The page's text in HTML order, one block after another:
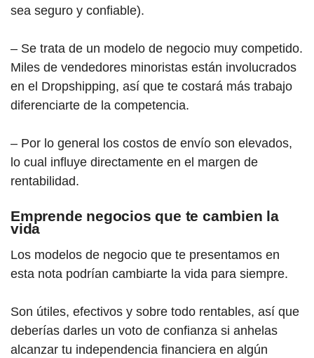
sea seguro y confiable).
– Se trata de un modelo de negocio muy competido.
Miles de vendedores minoristas están involucrados
en el Dropshipping, así que te costará más trabajo
diferenciarte de la competencia.
– Por lo general los costos de envío son elevados,
lo cual influye directamente en el margen de
rentabilidad.
Emprende negocios que te cambien la
vida
Los modelos de negocio que te presentamos en
esta nota podrían cambiarte la vida para siempre.
Son útiles, efectivos y sobre todo rentables, así que
deberías darles un voto de confianza si anhelas
alcanzar tu independencia financiera en algún